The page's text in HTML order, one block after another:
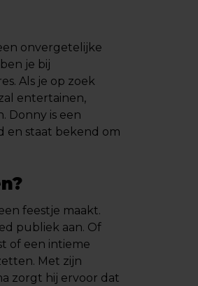
onvergetelijke
je bij
Als je op zoek
entertainen,
Donny is een
en staat bekend om
feestje maakt.
publiek aan. Of
of een intieme
Met zijn
zorgt hij ervoor dat